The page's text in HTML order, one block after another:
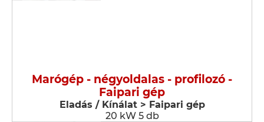
Marógép - négyoldalas - profilozó -
Faipari gép
Eladás / Kínálat > Faipari gép
20 kW 5 db